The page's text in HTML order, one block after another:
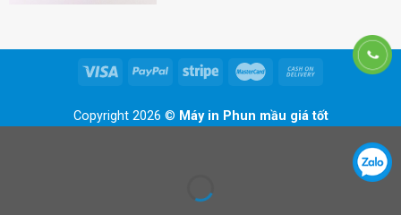
Copyright 2026 © Máy in Phun mầu giá tốt